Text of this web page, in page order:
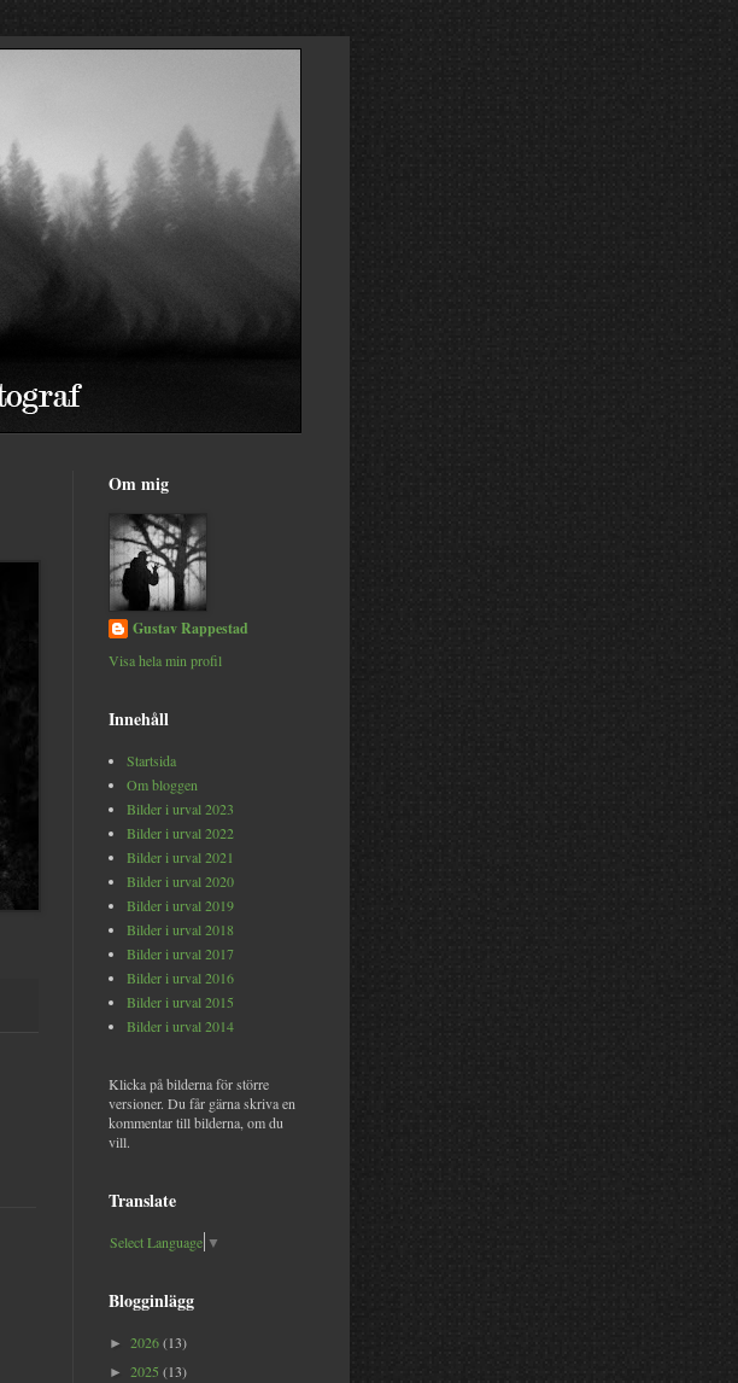
Om mig
Gustav Rappestad
Visa hela min profil
Innehåll
Startsida
Om bloggen
Bilder i urval 2023
Bilder i urval 2022
Bilder i urval 2021
Bilder i urval 2020
Bilder i urval 2019
Bilder i urval 2018
Bilder i urval 2017
Bilder i urval 2016
Bilder i urval 2015
Bilder i urval 2014
Klicka på bilderna för större
versioner. Du får gärna skriva en
kommentar till bilderna, om du
vill.
Translate
Select Language ▼
Blogginlägg
► 2026(13)
► 2025 (13)